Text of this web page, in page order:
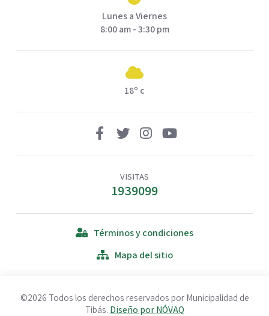
Lunes a Viernes
8:00 am - 3:30 pm
18º c
VISITAS
1939099
Términos y condiciones
Mapa del sitio
©2026 Todos los derechos reservados por Municipalidad de
Tibás. Diseño por NÓVAQ